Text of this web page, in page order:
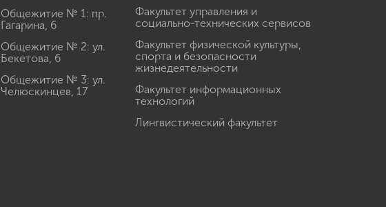
Общежитие № 1: пр.
Гагарина, 6
Общежитие № 2: ул.
Бекетова, 6
Общежитие № 3: ул.
Челюскинцев, 17
Факультет управления и
социально-технических сервисов
Факультет физической культуры,
спорта и безопасности
жизнедеятельности
Факультет информационных
технологий
Лингвистический факультет